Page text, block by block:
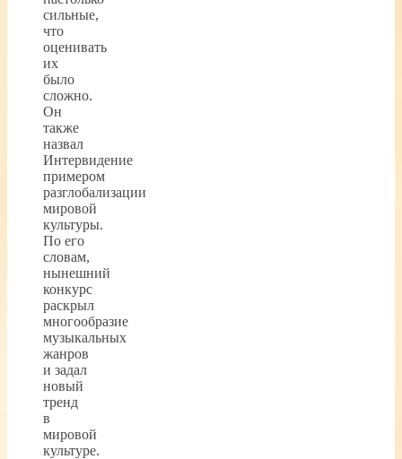
сильные,
что
оценивать
их
было
сложно.
Он
также
назвал
Интервидение
примером
разглобализации
мировой
культуры.
По его
словам,
нынешний
конкурс
раскрыл
многообразие
музыкальных
жанров
и задал
новый
тренд
в
мировой
культуре.